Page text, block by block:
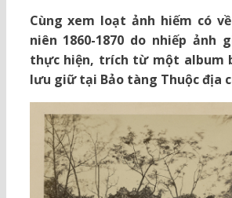
Cùng xem loạt ảnh hiếm có
niên 1860-1870 do nhiếp ảnh
thực hiện, trích từ một album
lưu giữ tại Bảo tàng Thuộc địa